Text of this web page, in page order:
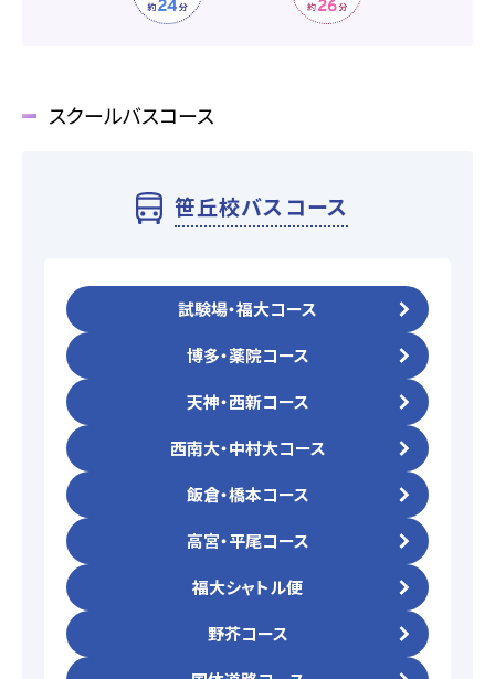
マイマイスクール花畑
花畑校ブログ
福岡大学前営業所（入校申込受付）
福岡大学前営業所ブログ
各種講習
選ばれる理由
スクールバスコース
笹丘校バスコース
試験場・福大コース
博多・薬院コース
天神・西新コース
西南大・中村大コース
飯倉・橋本コース
高宮・平尾コース
福大シャトル便
野芥コース